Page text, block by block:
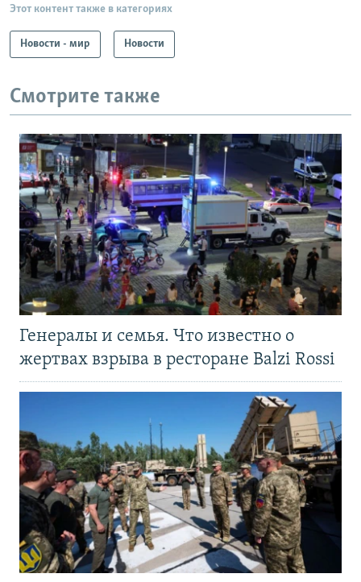
Этот контент также в категориях
Новости - мир Новости
Смотрите также
Генералы и семья. Что известно о
жертвах взрыва в ресторане Balzi Rossi